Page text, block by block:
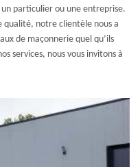
particulier ou une entreprise.
notre clientèle nous a
de maçonnerie quel qu’ils
services, nous vous invitons à